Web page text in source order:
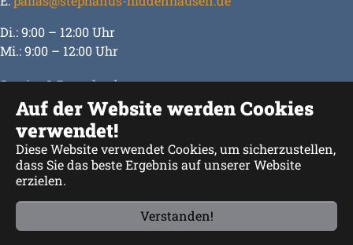
Auf der Website werden Cookies
verwendet!
Diese Website verwendet Cookies, um sicherzustellen,
dass Sie das beste Ergebnis auf unserer Website
erzielen.
Verstanden!
Di.: 9:00 – 12:00 Uhr
Mi.: 9:00 – 12:00 Uhr
Service & Downloads
Impressum
Datenschutz
Facebook
Instagram
YouTube